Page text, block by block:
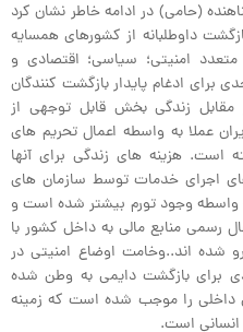
(حامی) در ادامه خاطر نشان کرد
داوطلبانه از کشورهای همسایه
امنیتی؛ سیاسی؛ اقتصادی و
ادغام پایدار بازگشت کنندگان
مقابل زندگی بخش قابل توجهی از
عملا به واسطه اعمال تحریم های
است. هزینه های زندگی برای آنها
اجرای خدمات توسط سازمان های
واسطه وجود تورم بیشتر شده است و
رسمی منابع مالی به داخل کشور با
شده اند..وخامت اوضاع امنیتی در
برای بازگشت دایمی به وطن شده
را موجب شده است که زمینه
است.